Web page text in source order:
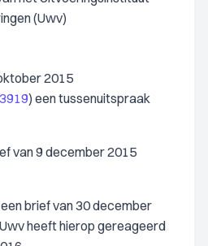
(Uwv)
2015
) een tussenuitspraak
van 9 december 2015
brief van 30 december
heeft hierop gereageerd